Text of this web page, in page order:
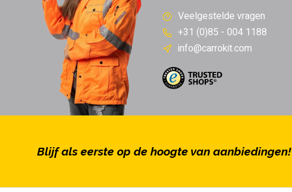
Veelgestelde vragen
+31 (0)85 - 004 1188
info@carrokit.com
Blijf als eerste op de hoogte van aanbiedingen!